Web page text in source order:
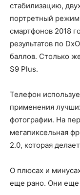
стабилизацию,
портретный
смартфонов 2018
результатов по
баллов. Столько
S9 Plus.
Телефон
применения
фотографии. На
мегапиксельная
2.0, которая
О плюсах и
еще рано. Они еще